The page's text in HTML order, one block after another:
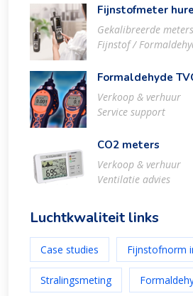
Fijnstofmeter
Gekalibreerde meters
Fijnstof /
Formaldehyde
Verkoop & verhuur
Service support
CO2 meters
Verkoop & verhuur
Ventilatie advies
Luchtkwaliteit links
Case studies Fijnstofnorm
Stralingsmeting